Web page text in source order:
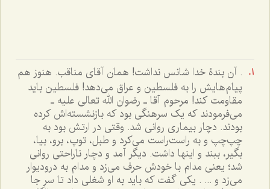
. آن بندۀ خدا شانس نداشت! همان آقای مناقب. هنوز هم
پیام‌هایش را به فلسطین و عراق می‌دهد! فلسطین باید
مقاومت کند! مرحوم آقا ـ رضوان الله تعالی علیه ـ
می‌فرمودند که یک سرهنگی بود که بازنشسته‌اش کرده
بودند. دچار بیماری روانی شد. وقتی در ارتش بود به
چپ‌چپ و به راست‌راست می‌کرد و طبل، توپ، برو، بیا،
بگیر، ببند و اینها داشت. دیگر آمد و دچار ناراحتی روانی
شد؛ یعنی مدام با خودش حرف می‌زد و مدام به درودیوار
می‌زد و ... . یکی گفت که باید به او شغلی داد تا سرِ جا